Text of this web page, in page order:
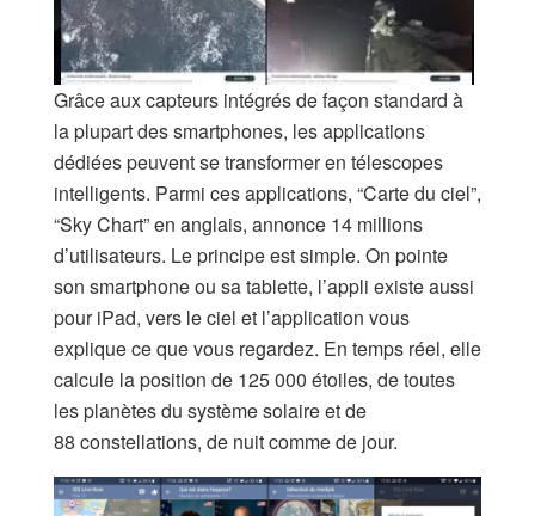
Grâce aux capteurs intégrés de façon standard à
la plupart des smartphones, les applications
dédiées peuvent se transformer en télescopes
intelligents. Parmi ces applications, “Carte du ciel”,
“Sky Chart” en anglais, annonce 14 millions
d’utilisateurs. Le principe est simple. On pointe
son smartphone ou sa tablette, l’appli existe aussi
pour iPad, vers le ciel et l’application vous
explique ce que vous regardez. En temps réel, elle
calcule la position de 125 000 étoiles, de toutes
les planètes du système solaire et de
88 constellations, de nuit comme de jour.